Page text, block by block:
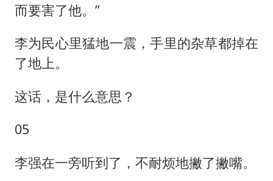
而要害了他。”
李为民心里猛地一震，手里的杂草都掉在
了地上。
这话，是什么意思？
05
李强在一旁听到了，不耐烦地撇了撇嘴。